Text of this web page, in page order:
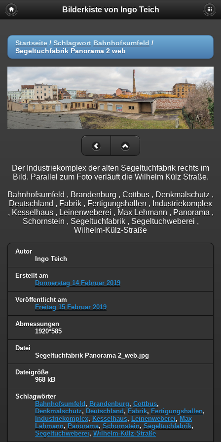
Bilderkiste von Ingo Teich
Startseite / Schlagwort Bahnhofsumfeld /
Segeltuchfabrik Panorama 2 web
Der Industriekomplex der alten Segeltuchfabrik rechts im
Bild. Parallel zum Foto verläuft die Wilhelm Külz Straße.
Bahnhofsumfeld , Brandenburg , Cottbus , Denkmalschutz ,
Deutschland , Fabrik , Fertigungshallen , Industriekomplex
, Kesselhaus , Leinenweberei , Max Lehmann , Panorama ,
Schornstein , Segeltuchfabrik , Segeltuchweberei ,
Wilhelm-Külz-Straße
Autor
Ingo Teich
Erstellt am
Donnerstag 14 Februar 2019
Veröffentlicht am
Freitag 15 Februar 2019
Abmessungen
1920*585
Datei
Segeltuchfabrik Panorama 2_web.jpg
Dateigröße
968 kB
Schlagwörter
Bahnhofsumfeld , Brandenburg, Cottbus,
Denkmalschutz, Deutschland , Fabrik, Fertigungshallen,
Industriekomplex, Kesselhaus, Leinenweberei, Max
Lehmann, Panorama, Schornstein, Segeltuchfabrik,
Segeltuchweberei, Wilhelm-Külz-Straße